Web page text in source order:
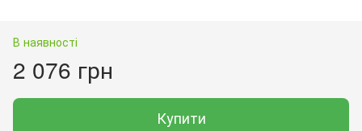
В наявності
2 076 грн
Купити